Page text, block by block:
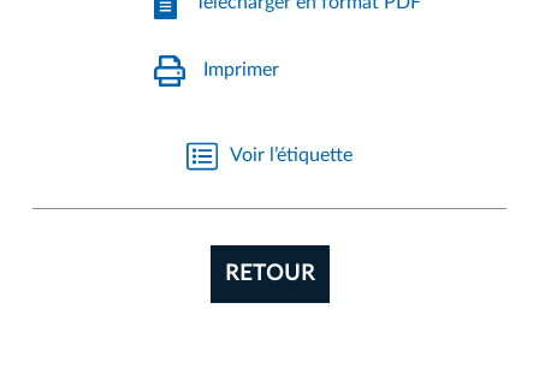
Imprimer
Voir l’étiquette
RETOUR